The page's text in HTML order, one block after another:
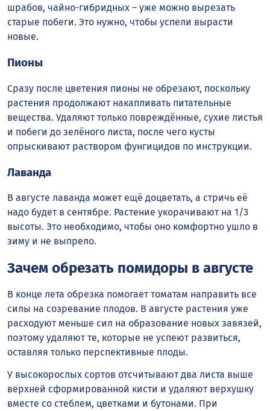
шрабов, чайно-гибридных – уже можно вырезать
старые побеги. Это нужно, чтобы успели вырасти
новые.
Пионы
Сразу после цветения пионы не обрезают, поскольку
растения продолжают накапливать питательные
вещества. Удаляют только повреждённые, сухие листья
и побеги до зелёного листа, после чего кусты
опрыскивают раствором фунгицидов по инструкции.
Лаванда
В августе лаванда может ещё доцветать, а стричь её
надо будет в сентябре. Растение укорачивают на 1/3
высоты. Это необходимо, чтобы оно комфортно ушло в
зиму и не выпрело.
Зачем обрезать помидоры в августе
В конце лета обрезка помогает томатам направить все
силы на созревание плодов. В августе растения уже
расходуют меньше сил на образование новых завязей,
поэтому удаляют те, которые не успеют развиться,
оставляя только перспективные плоды.
У высокорослых сортов отсчитывают два листа выше
верхней сформированной кисти и удаляют верхушку
вместе со стеблем, цветками и бутонами. При